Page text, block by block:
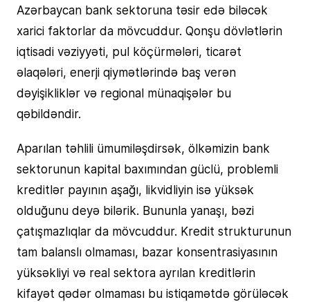
Azərbaycan bank sektoruna təsir edə biləcək
xarici faktorlar da mövcuddur. Qonşu dövlətlərin
iqtisadi vəziyyəti, pul köçürmələri, ticarət
əlaqələri, enerji qiymətlərində baş verən
dəyişikliklər və regional münaqişələr bu
qəbildəndir.
Aparılan təhlili ümumiləşdirsək, ölkəmizin bank
sektorunun kapital baxımından güclü, problemli
kreditlər payının aşağı, likvidliyin isə yüksək
olduğunu deyə bilərik. Bununla yanaşı, bəzi
çatışmazlıqlar da mövcuddur. Kredit strukturunun
tam balanslı olmaması, bazar konsentrasiyasının
yüksəkliyi və real sektora ayrılan kreditlərin
kifayət qədər olmaması bu istiqamətdə görüləcək